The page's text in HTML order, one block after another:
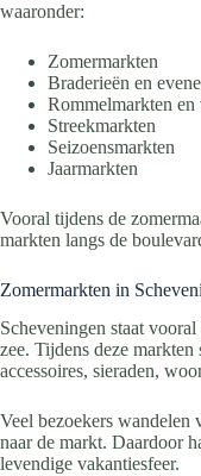
waaronder:
Zomermarkten
Braderieën en
Rommelmarkten
Streekmarkten
Seizoensmarkten
Jaarmarkten
Vooral tijdens de
markten langs de
Zomermarkten in
Scheveningen staat
zee. Tijdens deze
accessoires, sieraden,
Veel bezoekers wandelen
naar de markt. Daardoor
levendige vakantiesfeer.